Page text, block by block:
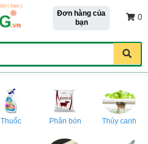
Đơn hàng của
bạn
0
Thuốc Phân bón Thủy canh